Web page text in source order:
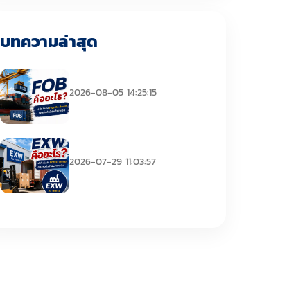
บทความล่าสุด
2026-08-05 14:25:15
2026-07-29 11:03:57